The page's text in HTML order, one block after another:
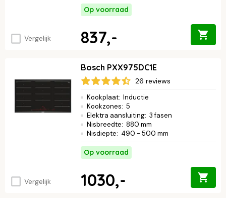
Vergelijk
Op voorraad
837,-
Vergelijk
Bosch PXX975DC1E
26 reviews
Kookplaat: Inductie
Kookzones: 5
Elektra aansluiting: 3 fasen
Nisbreedte: 880 mm
Nisdiepte: 490 - 500 mm
Op voorraad
1030,-